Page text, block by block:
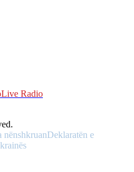
Live Radio
nënshkruanDeklaratën e